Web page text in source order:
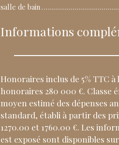
salle de bain
Informations
Honoraires inclus de 5% TTC
honoraires 280 000 €. Classe
moyen estimé des dépenses
standard, établi à partir des
1270.00 et 1760.00 €. Les
est exposé sont disponibles